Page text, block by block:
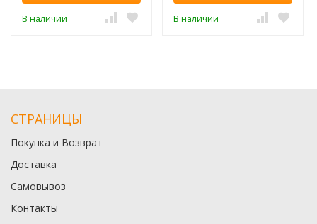
В наличии В наличии
СТРАНИЦЫ
Покупка и Возврат
Доставка
Самовывоз
Контакты